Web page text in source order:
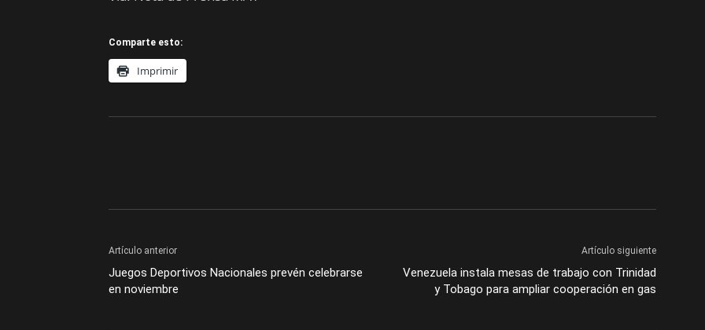
Comparte esto:
Imprimir
Artículo anterior
Juegos Deportivos Nacionales prevén celebrarse
en noviembre
Artículo siguiente
Venezuela instala mesas de trabajo con Trinidad
y Tobago para ampliar cooperación en gas